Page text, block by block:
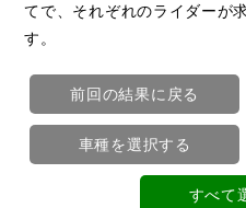
てで、それぞれのライダーが
す。
前回の結果に戻る
車種を選択する
すべて